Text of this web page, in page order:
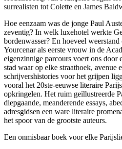
surrealisten tot Colette en James
Hoe eenzaam was de jonge Paul
zeventig? In welk luxehotel werkte
bordenwasser? En hoeveel
Yourcenar als eerste vrouw in de
eigenzinnige parcours voert ons door
stad waar op elke straathoek, avenue
schrijvershistories voor het grijpen
vooral het 20ste-eeuwse literaire
opkringelen. Het ruim geïllustreerde
diepgaande, meanderende essays,
adresgidsen een ware literaire
het spoor van de grootste auteurs.
Een onmisbaar boek voor elke